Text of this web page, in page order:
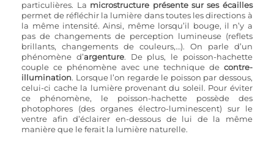
particulières. La microstructure présente sur ses écailles
permet de réfléchir la lumière dans toutes les directions à
la même intensité. Ainsi, même lorsqu’il bouge, il n’y a
pas de changements de perception lumineuse (reflets
brillants, changements de couleurs,…). On parle d’un
phénomène d’argenture. De plus, le poisson-hachette
couple ce phénomène avec une technique de contre-
illumination. Lorsque l’on regarde le poisson par dessous,
celui-ci cache la lumière provenant du soleil. Pour éviter
ce phénomène, le poisson-hachette possède des
photophores (des organes électro-luminescent) sur le
ventre afin d’éclairer en-dessous de lui de la même
manière que le ferait la lumière naturelle.